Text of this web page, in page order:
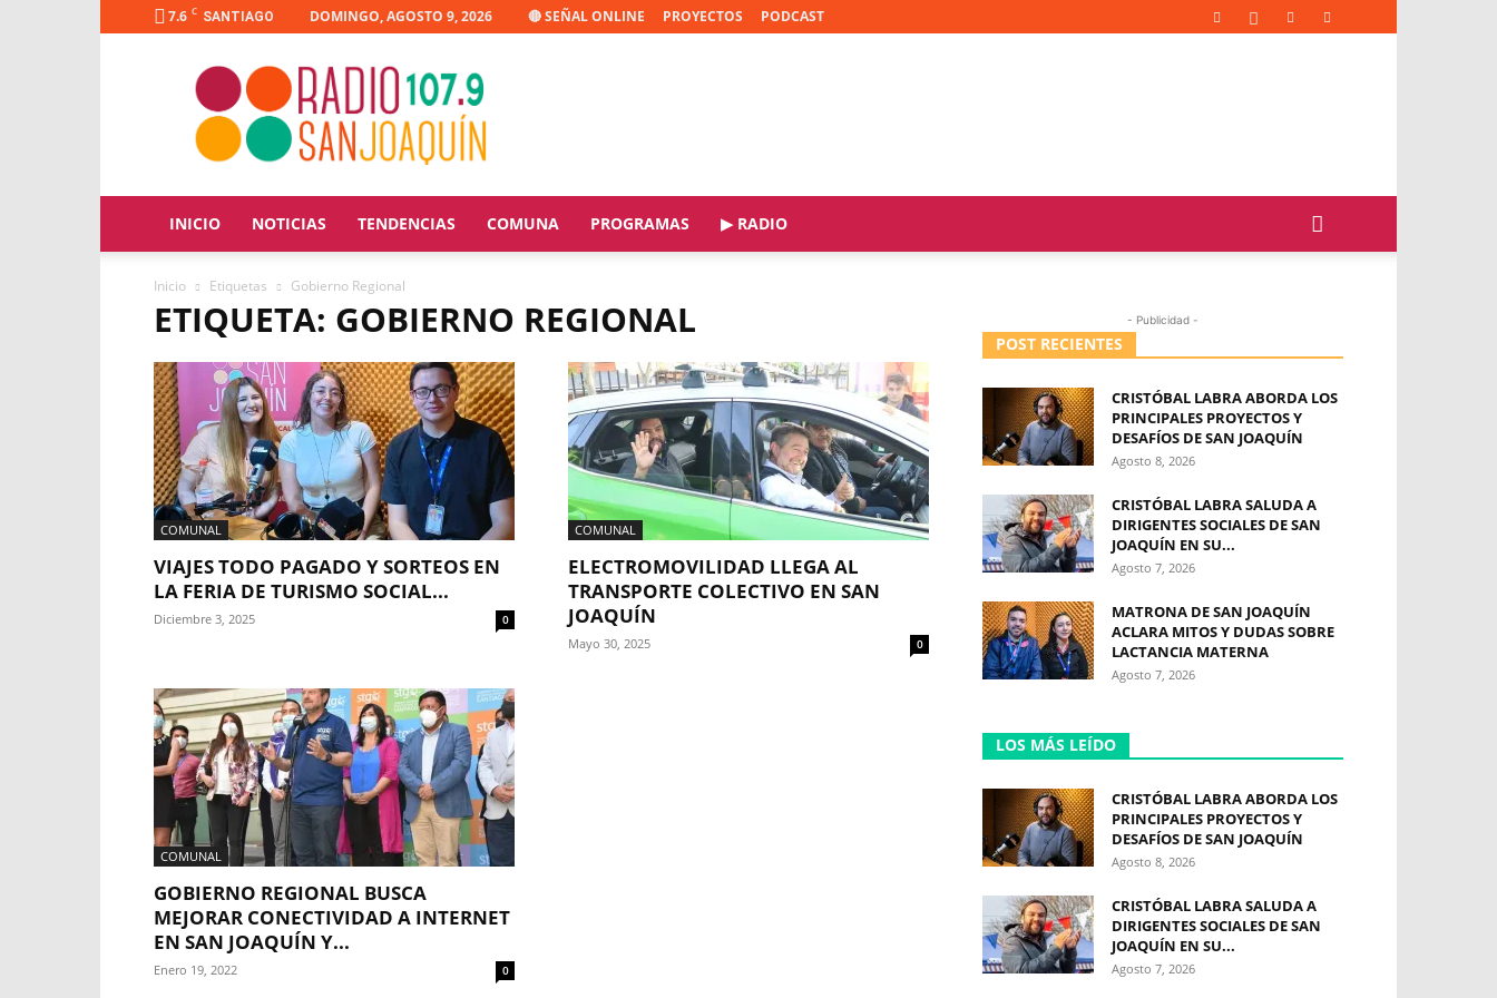
7.6 C SANTIAGO DOMINGO, AGOSTO 9, 2026 🔴 SEÑAL ONLINE PROYECTOS PODCAST
Radio
Joaquín
INICIO NOTICIAS TENDENCIAS COMUNA PROGRAMAS ▶ RADIO
Inicio Etiquetas Gobierno Regional
ETIQUETA: GOBIERNO REGIONAL
COMUNAL
VIAJES TODO PAGADO Y SORTEOS EN
LA FERIA DE TURISMO SOCIAL...
Diciembre 3, 2025 0
COMUNAL
ELECTROMOVILIDAD LLEGA AL
TRANSPORTE COLECTIVO EN SAN
JOAQUÍN
Mayo 30, 2025 0
COMUNAL
GOBIERNO REGIONAL BUSCA
MEJORAR CONECTIVIDAD A INTERNET
EN SAN JOAQUÍN Y...
Enero 19, 2022 0
- Publicidad -
POST RECIENTES
CRISTÓBAL LABRA ABORDA LOS
PRINCIPALES PROYECTOS Y
DESAFÍOS DE SAN JOAQUÍN
Agosto 8, 2026
CRISTÓBAL LABRA SALUDA A
DIRIGENTES SOCIALES DE SAN
JOAQUÍN EN SU...
Agosto 7, 2026
MATRONA DE SAN JOAQUÍN
ACLARA MITOS Y DUDAS SOBRE
LACTANCIA MATERNA
Agosto 7, 2026
LOS MÁS LEÍDO
CRISTÓBAL LABRA ABORDA LOS
PRINCIPALES PROYECTOS Y
DESAFÍOS DE SAN JOAQUÍN
Agosto 8, 2026
CRISTÓBAL LABRA SALUDA A
DIRIGENTES SOCIALES DE SAN
JOAQUÍN EN SU...
Agosto 7, 2026